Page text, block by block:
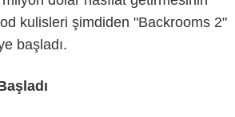
kulisleri şimdiden "Backrooms 2"
başladı.